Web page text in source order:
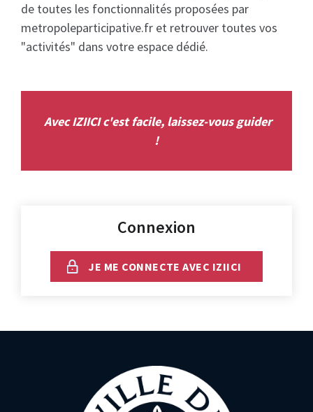
de toutes les fonctionnalités proposées par
metropoleparticipative.fr et retrouver toutes vos
"activités" dans votre espace dédié.
Avec IZIICI c'est facile, laissez-vous guider
!
Connexion
JE ME CONNECTE AVEC IZIICI